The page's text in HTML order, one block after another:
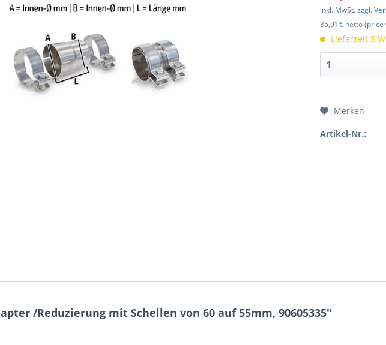
inkl. MwSt.zzgl.
35,91 € netto (price
Lieferzeit 5
Merken
Artikel-Nr.:
/Reduzierung mit Schellen von 60 auf 55mm, 90605335"